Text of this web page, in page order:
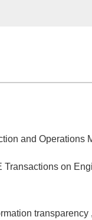
and Operations
Transactions on
transparency